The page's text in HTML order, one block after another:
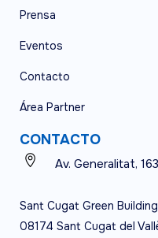
Prensa
Eventos
Contacto
Área Partner
CONTACTO
Av. Generalitat,
Sant Cugat Green
08174 Sant Cugat del